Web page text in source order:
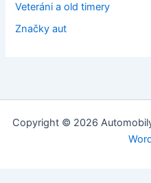
Veteráni a old timery
Značky aut
Copyright © 2026